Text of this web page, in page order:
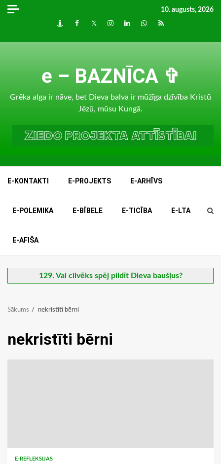
Skip
10. augusts, 2026
DraugiemFacebook
TwitterInstagram
LinkedInwhatsapp
RSS
e – BAZNĪCA ✞
Grēka alga ir nāve, bet Dieva balva ir mūžīga dzīvība Kristū
Jēzū, mūsu Kungā.
E-KONTAKTI E-PROJEKTS E-ARHĪVS
E-POLEMIKA E-BĪBELE E-TICĪBA E-LTA
E-AFIŠA
129. Vai cilvēks spēj pildīt Dieva baušļus?
Sākums nekristīti bērni
nekristīti bērni
E-REFLEKSIJAS